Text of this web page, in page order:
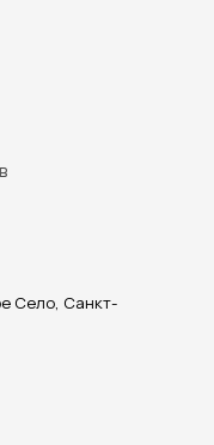
Село, Санкт-